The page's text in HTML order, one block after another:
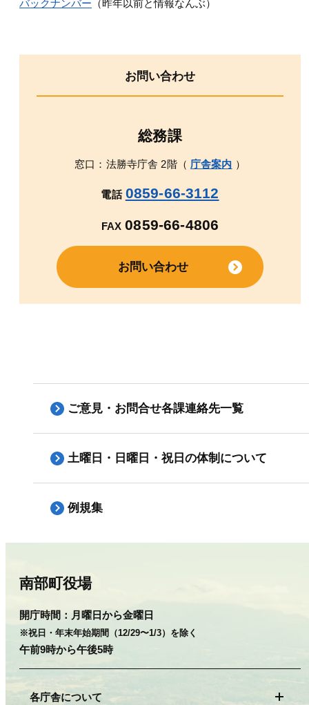
バックナンバー （昨年以前と情報なんぶ）
お問い合わせ
総務課
窓口：法勝寺庁舎 2階（ 庁舎案内 ）
電話 0859-66-3112
FAX 0859-66-4806
お問い合わせ
ご意見・お問合せ各課連絡先一覧
土曜日・日曜日・祝日の体制について
例規集
南部町役場
開庁時間： 月曜日から金曜日
※祝日・年末年始期間（12/29〜1/3）を除く
午前9時から午後5時
各庁舎について